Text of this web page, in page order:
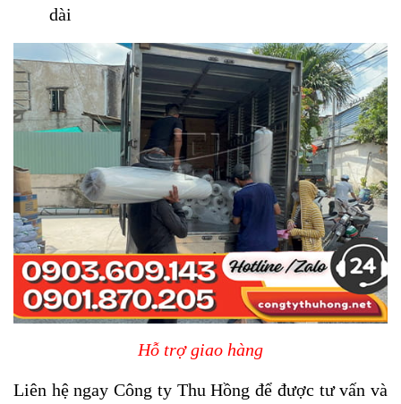
dài
Hỗ trợ giao hàng
Liên hệ ngay Công ty Thu Hồng để được tư vấn và